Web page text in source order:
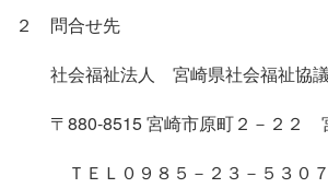
２ 問合せ先
社会福祉法人 宮崎県社会福祉協
〒880-8515宮崎市原町２－２２
ＴＥＬ０９８５－２３－５３０７